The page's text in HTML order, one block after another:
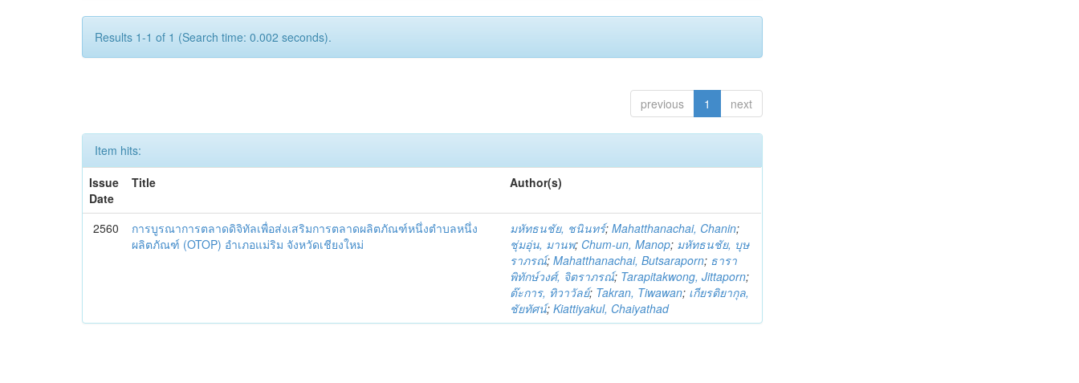
Results 1-1 of 1 (Search time: 0.002 seconds).
previous 1 next
Item hits:
Issue
Date
Title Author(s)
2560
การบูรณาการตลาดดิจิทัลเพื่อส่งเสริมการตลาดผลิตภัณฑ์หนึ่งตำบลหนึ่ง
ผลิตภัณฑ์ (OTOP) อำเภอแม่ริม จังหวัดเชียงใหม่
มหัทธนชัย, ชนินทร์;Mahatthanachai, Chanin;
ชุ่มอุ่น, มานพ; Chum-un, Manop; มหัทธนชัย, บุษ
ราภรณ์;Mahatthanachai, Butsaraporn; ธารา
พิทักษ์วงศ์, จิตราภรณ์; Tarapitakwong, Jittaporn;
ต๊ะการ, ทิวาวัลย์; Takran, Tiwawan; เกียรติยากุล,
ชัยทัศน์;Kiattiyakul, Chaiyathad